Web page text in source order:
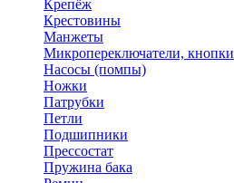
Крепёж
Крестовины
Манжеты
Микропереключатели, кнопки
Насосы (помпы)
Ножки
Патрубки
Петли
Подшипники
Прессостат
Пружина бака